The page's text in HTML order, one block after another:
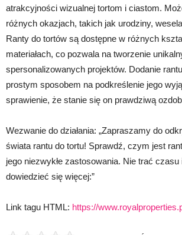
atrakcyjności wizualnej tortom i ciastom.
różnych okazjach, takich jak urodziny,
Ranty do tortów są dostępne w różnych
materiałach, co pozwala na tworzenie
spersonalizowanych projektów. Dodanie
prostym sposobem na podkreślenie jego
sprawienie, że stanie się on prawdziwą
Wezwanie do działania: „Zapraszamy do
świata rantu do tortu! Sprawdź, czym jest
jego niezwykłe zastosowania. Nie trać
dowiedzieć się więcej:”
Link tagu HTML: https://